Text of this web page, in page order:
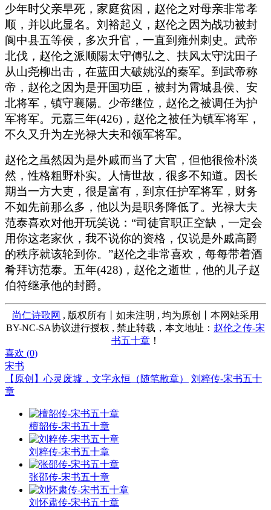
少年时父亲早死，家庭贫困，赵伦之对母亲非常孝
顺，并以此显名。刘裕起义，赵伦之因为战功被封
阆中县五等侯，多次升官，一直到雍州刺史。武帝
北伐，赵伦之派顺陽太守傅弘之、扶风太守沈田子
从山尧柳出击，在蓝田大破姚泓的秦军。到武帝称
帝，赵伦之因为是开国功臣，被封为霄城县侯、安
北将军，镇守襄陽。少帝继位，赵伦之被调任为护
军将军。元嘉三年(426)，赵伦之被任为镇军将军，
不久又升为左光禄大夫和领军将军。
赵伦之虽然因为是外戚而当了大官，但他很俭朴淡
然，性格粗野朴实。人情世故，很多不知道。因长
期当一方大吏，很是富有，到京任护军将军，财务
不如先前那么多，他以为是职务降低了。光禄大夫
范泰喜欢对他开玩笑说：“司徒官职正空缺，一定会
用你这老家伙，我不说你的资格，仅说是外戚高爵
的秩序就该轮到你。”赵伦之非常喜欢，每每带着酒
肴拜访范泰。五年(428)，赵伦之逝世，他的儿子赵
伯符继承他的封爵。
尚仁诗歌网 , 版权所有丨如未注明 , 均为原创丨本网站采用
BY-NC-SA协议进行授权 , 禁止转载，本文地址： 赵伦之传-宋
书五十章 ！
喜欢 (0)
宋书
【原创】心灵废墟，文字永恒（随笔散章）
刘粹传-宋书五十
章
檀韶传-宋书五十章
刘粹传-宋书五十章
张邵传-宋书五十章
刘怀肃传-宋书五十章